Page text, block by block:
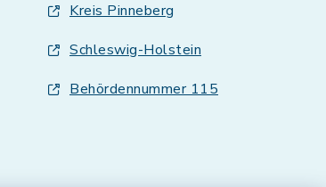
Kreis Pinneberg
Schleswig-Holstein
Behördennummer 115